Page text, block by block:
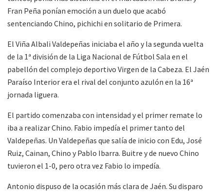
Fran Peña ponían emoción a un duelo que acabó
sentenciando Chino, pichichi en solitario de Primera.
El Viña Albali Valdepeñas iniciaba el año y la segunda vuelta
de la 1ª división de la Liga Nacional de Fútbol Sala en el
pabellón del complejo deportivo Virgen de la Cabeza. El Jaén
Paraíso Interior era el rival del conjunto azulón en la 16ª
jornada liguera.
El partido comenzaba con intensidad y el primer remate lo
iba a realizar Chino. Fabio impedía el primer tanto del
Valdepeñas. Un Valdepeñas que salía de inicio con Edu, José
Ruiz, Cainan, Chino y Pablo Ibarra. Buitre y de nuevo Chino
tuvieron el 1-0, pero otra vez Fabio lo impedía.
Antonio dispuso de la ocasión más clara de Jaén. Su disparo